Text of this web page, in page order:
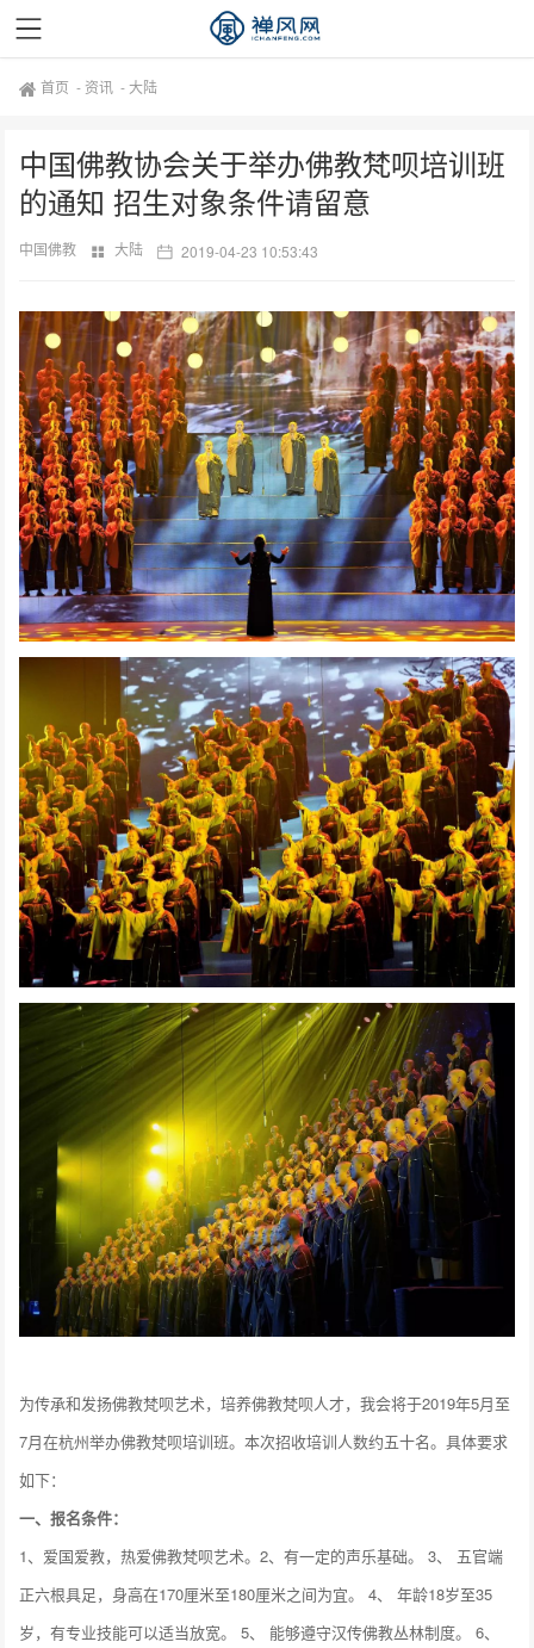
首页 - 资讯 -大陆
中国佛教协会关于举办佛教梵呗培训班
的通知 招生对象条件请留意
中国佛教 大陆 2019-04-23 10:53:43
为传承和发扬佛教梵呗艺术，培养佛教梵呗人才，我会将于2019年5月至
7月在杭州举办佛教梵呗培训班。本次招收培训人数约五十名。具体要求
如下：
一、报名条件：
1、爱国爱教，热爱佛教梵呗艺术。2、有一定的声乐基础。 3、 五官端
正六根具足，身高在170厘米至180厘米之间为宜。 4、 年龄18岁至35
岁，有专业技能可以适当放宽。 5、 能够遵守汉传佛教丛林制度。 6、